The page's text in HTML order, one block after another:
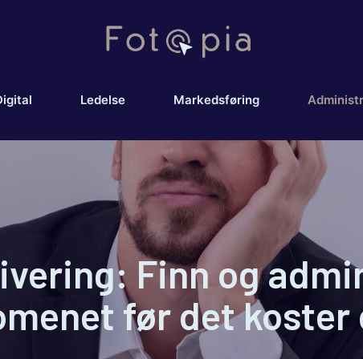
Ledelse Markedsføring
Finn og
før det koster